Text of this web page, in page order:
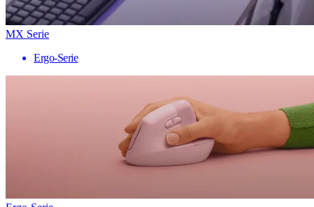
MX Serie
Ergo-Serie